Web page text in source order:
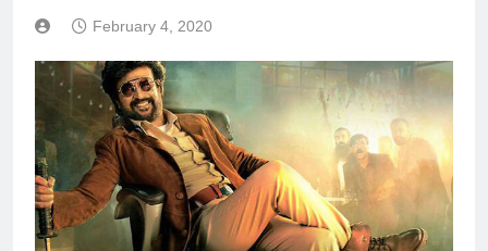
February 4, 2020